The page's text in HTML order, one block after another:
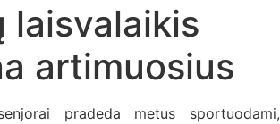
laisvalaikis
artimuosius
pradeda metus sportuodami,